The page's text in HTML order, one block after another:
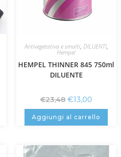
Antivegetativa e smalti, DILUENTI,
Hempel
HEMPEL THINNER 845 750ml
DILUENTE
€23,48 €13,00
Aggiungi al carrello